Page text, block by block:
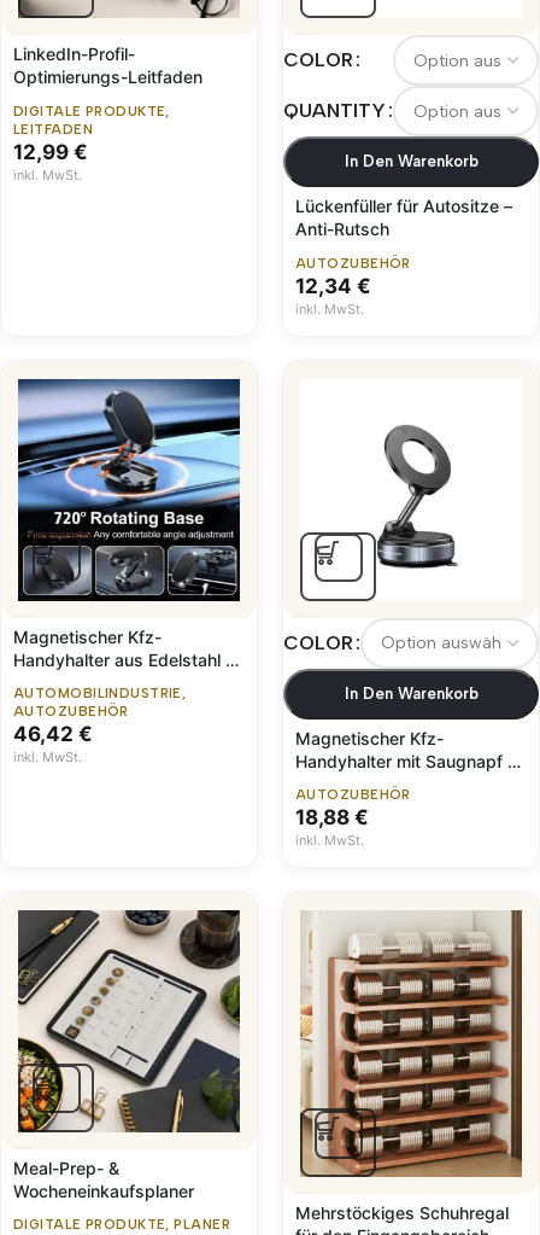
LinkedIn-Profil-
Optimierungs-Leitfaden
DIGITALE PRODUKTE,
LEITFADEN
12,99 €
inkl. MwSt.
COLOR
QUANTITY
In Den Warenkorb
Lückenfüller für Autositze –
Anti-Rutsch
AUTOZUBEHÖR
12,34 €
inkl. MwSt.
Magnetischer Kfz-
Handyhalter aus Edelstahl –
AUTOMOBILINDUSTRIE ,
AUTOZUBEHÖR
46,42 €
inkl. MwSt.
COLOR
In Den Warenkorb
Magnetischer Kfz-
Handyhalter mit Saugnapf –
AUTOZUBEHÖR
18,88 €
inkl. MwSt.
Meal-Prep- &
Wocheneinkaufsplaner
DIGITALE PRODUKTE, PLANER
Mehrstöckiges Schuhregal